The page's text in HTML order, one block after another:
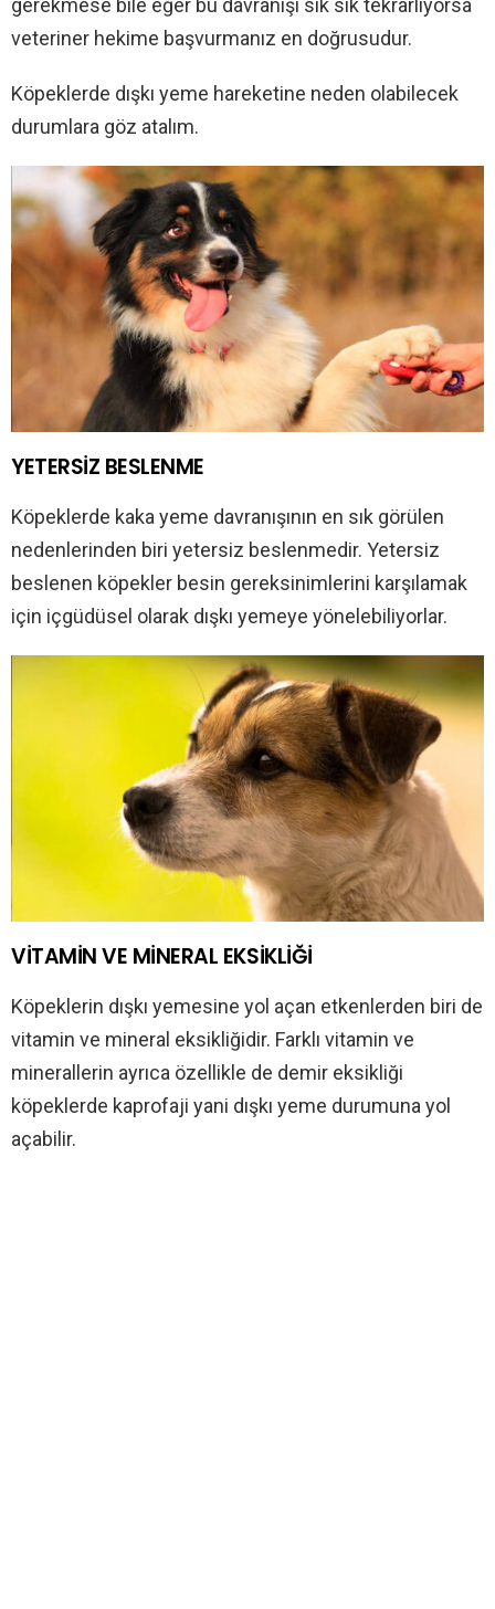
veteriner hekime başvurmanız en doğrusudur.
Köpeklerde dışkı yeme hareketine neden olabilecek
durumlara göz atalım.
YETERSİZ BESLENME
Köpeklerde kaka yeme davranışının en sık görülen
nedenlerinden biri yetersiz beslenmedir. Yetersiz
beslenen köpekler besin gereksinimlerini karşılamak
için içgüdüsel olarak dışkı yemeye yönelebiliyorlar.
VİTAMİN VE MİNERAL EKSİKLİĞİ
Köpeklerin dışkı yemesine yol açan etkenlerden biri de
vitamin ve mineral eksikliğidir. Farklı vitamin ve
minerallerin ayrıca özellikle de demir eksikliği
köpeklerde kaprofaji yani dışkı yeme durumuna yol
açabilir.